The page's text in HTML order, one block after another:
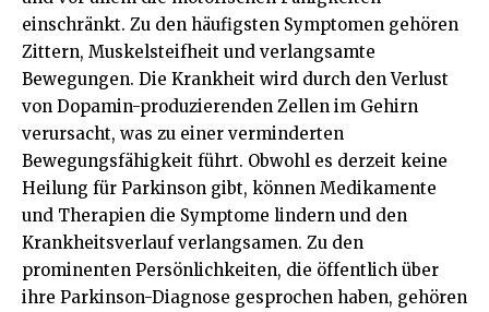
einschränkt. Zu den häufigsten Symptomen gehören
Zittern, Muskelsteifheit und verlangsamte
Bewegungen. Die Krankheit wird durch den Verlust
von Dopamin-produzierenden Zellen im Gehirn
verursacht, was zu einer verminderten
Bewegungsfähigkeit führt. Obwohl es derzeit keine
Heilung für Parkinson gibt, können Medikamente
und Therapien die Symptome lindern und den
Krankheitsverlauf verlangsamen. Zu den
prominenten Persönlichkeiten, die öffentlich über
ihre Parkinson-Diagnose gesprochen haben, gehören